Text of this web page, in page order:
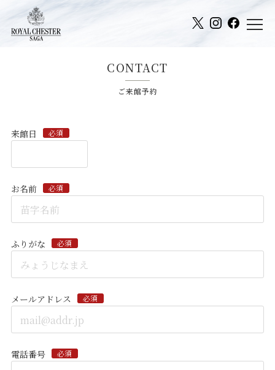
CONTACT
ご来館予約
来館日 必須
お名前 必須
ふりがな 必須
メールアドレス 必須
電話番号 必須